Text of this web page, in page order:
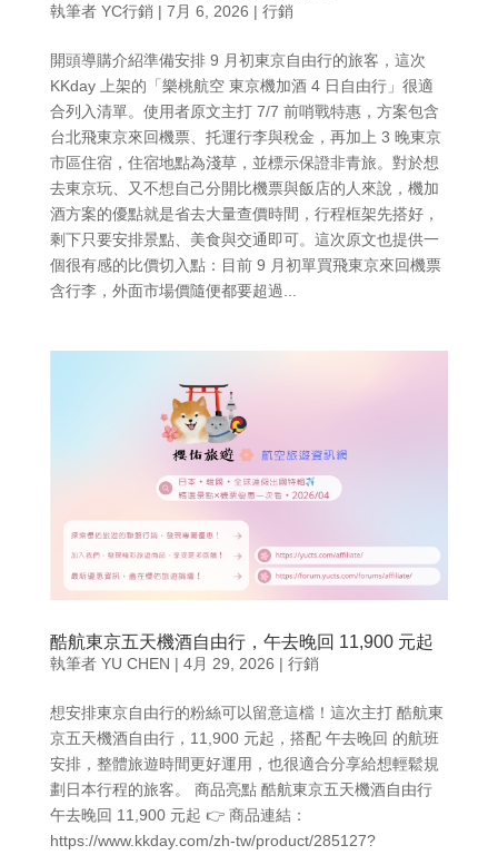
執筆者 YC行銷| 7月 6, 2026 | 行銷
開頭導購介紹準備安排 9 月初東京自由行的旅客，這次
KKday 上架的「樂桃航空 東京機加酒 4 日自由行」很適
合列入清單。使用者原文主打 7/7 前哨戰特惠，方案包含
台北飛東京來回機票、托運行李與稅金，再加上 3 晚東京
市區住宿，住宿地點為淺草，並標示保證非青旅。對於想
去東京玩、又不想自己分開比機票與飯店的人來說，機加
酒方案的優點就是省去大量查價時間，行程框架先搭好，
剩下只要安排景點、美食與交通即可。這次原文也提供一
個很有感的比價切入點：目前 9 月初單買飛東京來回機票
含行李，外面市場價隨便都要超過...
酷航東京五天機酒自由行，午去晚回 11,900 元起
執筆者 YU CHEN | 4月 29, 2026 | 行銷
想安排東京自由行的粉絲可以留意這檔！這次主打 酷航東
京五天機酒自由行，11,900 元起，搭配 午去晚回 的航班
安排，整體旅遊時間更好運用，也很適合分享給想輕鬆規
劃日本行程的旅客。 商品亮點 酷航東京五天機酒自由行
午去晚回 11,900 元起 👉 商品連結：
https://www.kkday.com/zh-tw/product/285127?